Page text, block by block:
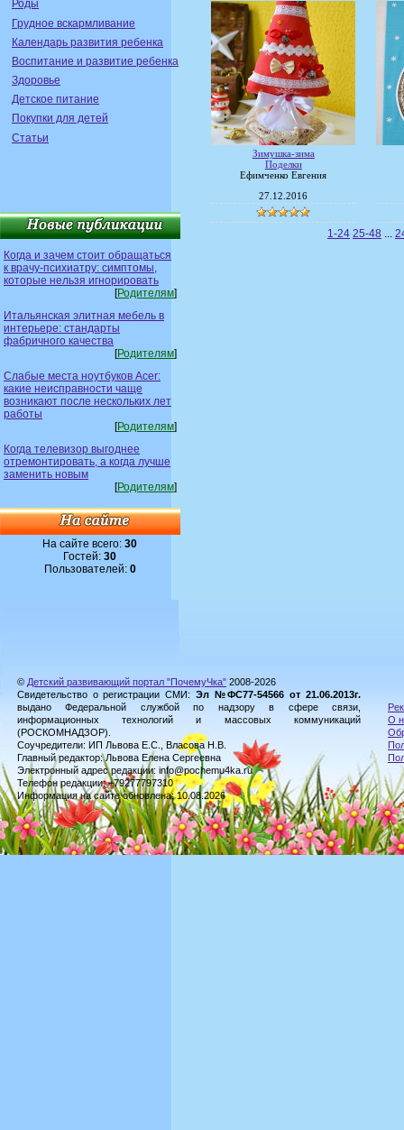
Роды
Грудное вскармливание
Календарь развития ребенка
Воспитание и развитие ребенка
Здоровье
Детское питание
Покупки для детей
Статьи
Когда и зачем стоит обращаться
к врачу-психиатру: симптомы,
которые нельзя игнорировать
[Родителям]
Итальянская элитная мебель в
интерьере: стандарты
фабричного качества
[Родителям]
Слабые места ноутбуков Acer:
какие неисправности чаще
возникают после нескольких лет
работы
[Родителям]
Когда телевизор выгоднее
отремонтировать, а когда лучше
заменить новым
[Родителям]
На сайте всего:30
Гостей:30
Пользователей: 0
Зимушка-зима
Поделки
Ефимченко Евгения
27.12.2016
1-24 25-48 ...
© Детский развивающий портал "ПочемуЧка" 2008-2026
Свидетельство о регистрации СМИ: Эл №ФС77-54566 от 21.06.2013г.
выдано Федеральной службой по надзору в сфере связи,
информационных технологий и массовых коммуникаций
(РОСКОМНАДЗОР).
Соучредители: ИП Львова Е.С., Власова Н.В.
Главный редактор: Львова Елена Сергеевна
Электронный адрес редакции: info@pochemu4ka.ru
Телефон редакции: +79277797310
Информация на сайте обновлена: 10.08.2026
О